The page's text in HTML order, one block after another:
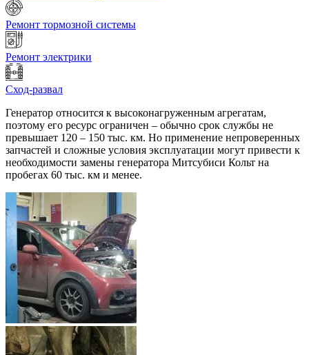
Ремонт тормозной системы
Ремонт электрики
Сход-развал
Генератор относится к высоконагруженным агрегатам,
поэтому его ресурс ограничен – обычно срок службы не
превышает 120 – 150 тыс. км. Но применение непроверенных
запчастей и сложные условия эксплуатации могут привести к
необходимости замены генератора Митсубиси Кольт на
пробегах 60 тыс. км и менее.